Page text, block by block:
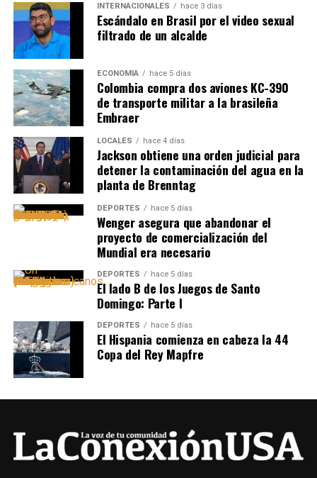
INTERNACIONALES hace 3 días
Escándalo en Brasil por el video sexual
filtrado de un alcalde
ECONOMÍA hace 5 días
Colombia compra dos aviones KC-390
de transporte militar a la brasileña
Embraer
LOCALES hace 4 días
Jackson obtiene una orden judicial para
detener la contaminación del agua en la
planta de Brenntag
DEPORTES hace 5 días
Wenger asegura que abandonar el
proyecto de comercialización del
Mundial era necesario
DEPORTES hace 5 días
El lado B de los Juegos de Santo
Domingo: Parte I
DEPORTES hace 5 días
El Hispania comienza en cabeza la 44
Copa del Rey Mapfre